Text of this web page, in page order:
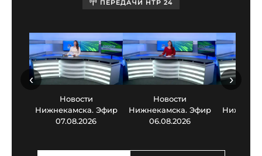
ПЕРЕДАЧИ НТР 24
Новости
Нижнекамска. Эфир
07.08.2026
Новости
Нижнекамска. Эфир
06.08.2026
‹ ›